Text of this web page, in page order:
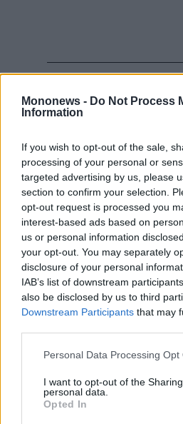
Mononews - Do Not Process
Information
If you wish to opt-out of the sale,
processing of your personal or
targeted advertising by us, please
section to confirm your selection.
opt-out request is processed you
interest-based ads based on
us or personal information
your opt-out. You may separately
disclosure of your personal
IAB’s list of downstream
also be disclosed by us to third
Downstream Participants that may
Personal Data Processing Opt
I want to opt-out of the
personal data.
Opted In
Αποτίμηση,
όρο αποτίμησης με 7
EBITDA του 2027 και
ταμειακές ροές. Η BofA
δισ. το 2026, €1,260 δισ.
δισ. το 2028. Τα
μετοχή προβλέπονται
€4,48 το 2027 και
μέρισμα ανά μετοχή
€2,04 και €1,81
Σε όρους
διαπραγματεύεται με
φορές για το 2026 και
2027, ενώ ο δείκτης
υπολογίζεται σε 9,84